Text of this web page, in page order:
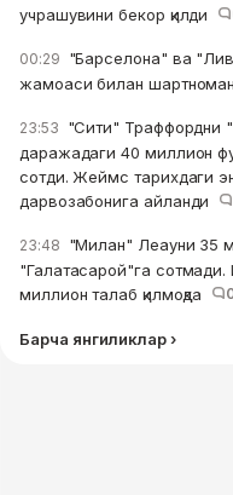
учрашувини бекор қилди
00:29 "Барселона" ва
жамоаси билан
23:53 "Сити" Траффордни
даражадаги 40 миллион
сотди. Жеймс тарихдаги
дарвозабонига айланди
23:48 "Милан" Леауни 35
"Галатасарой"га сотмади.
миллион талаб қилмоқда
Барча янгиликлар ›